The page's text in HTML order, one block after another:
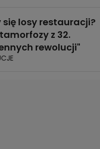
się losy restauracji?
z 32.
rewolucji"